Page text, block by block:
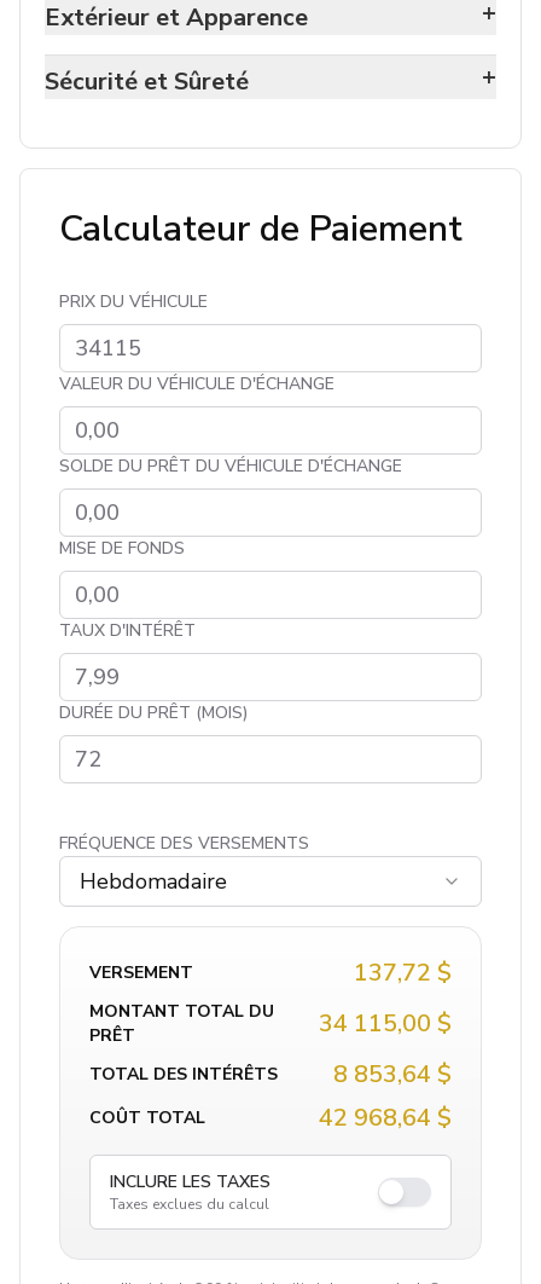
Extérieur et Apparence +
Sécurité et Sûreté +
Calculateur de Paiement
PRIX DU VÉHICULE
VALEUR DU VÉHICULE D'ÉCHANGE
SOLDE DU PRÊT DU VÉHICULE D'ÉCHANGE
MISE DE FONDS
TAUX D'INTÉRÊT
DURÉE DU PRÊT (MOIS)
FRÉQUENCE DES VERSEMENTS
Hebdomadaire
VERSEMENT 137,72 $
MONTANT TOTAL DU
PRÊT
34 115,00 $
TOTAL DES INTÉRÊTS 8 853,64 $
COÛT TOTAL 42 968,64 $
INCLURE LES TAXES
Taxes exclues du calcul